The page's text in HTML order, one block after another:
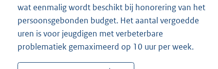
wat eenmalig wordt beschikt bij honorering van het
persoonsgebonden budget. Het aantal vergoedde
uren is voor jeugdigen met verbeterbare
problematiek gemaximeerd op 10 uur per week.